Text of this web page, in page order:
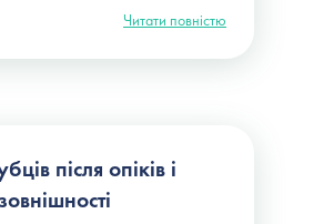
Читати повністю
після опіків і